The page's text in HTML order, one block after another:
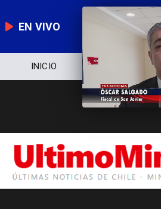
EN VIVO
INICIO NOTICIERO